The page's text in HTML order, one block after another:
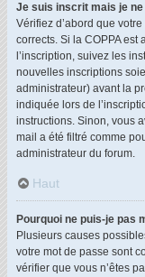
Je suis inscrit mais je
Vérifiez d’abord que
corrects. Si la COPPA
l’inscription, suivez les
nouvelles inscriptions
administrateur) avant la
indiquée lors de
instructions. Sinon, vous
mail a été filtré comme
administrateur du forum.
Haut
Pourquoi ne puis-je pas
Plusieurs causes
votre mot de passe sont
vérifier que vous n’êtes